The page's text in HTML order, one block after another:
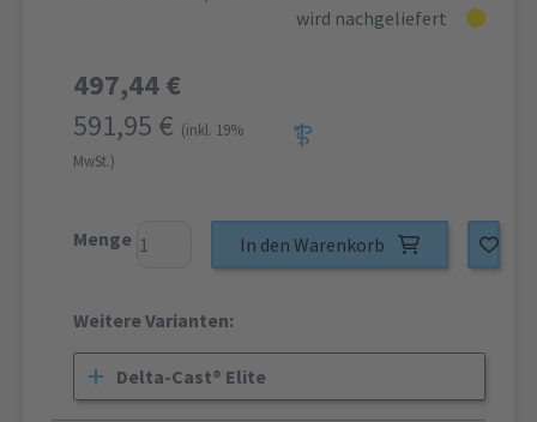
wird nachgeliefert
497,44 €
591,95 € (inkl. 19%
MwSt.)
Menge In den Warenkorb
Weitere Varianten:
Delta-Cast® Elite